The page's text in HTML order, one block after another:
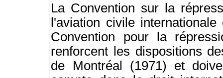
La Convention sur la
l'aviation civile
Convention pour la
renforcent les dispositions
de Montréal (1971) et